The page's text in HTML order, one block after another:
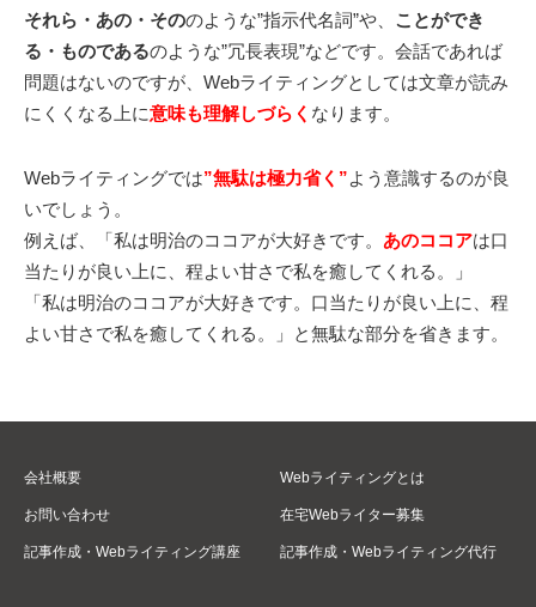
それら・あの・そののような”指示代名詞”や、 ことができ
る・ものであるのような”冗長表現”などです。会話であれば
問題はないのですが、Webライティングとしては文章が読み
にくくなる上に意味も理解しづらく なります。
Webライティングでは”無駄は極力省く”よう意識するのが良
いでしょう。
例えば、「私は明治のココアが大好きです。 あのココアは口
当たりが良い上に、程よい甘さで私を癒してくれる。」
「私は明治のココアが大好きです。口当たりが良い上に、程
よい甘さで私を癒してくれる。」と無駄な部分を省きます。
会社概要
お問い合わせ
記事作成・Webライティング講座
Webライティングとは
在宅Webライター募集
記事作成・Webライティング代行